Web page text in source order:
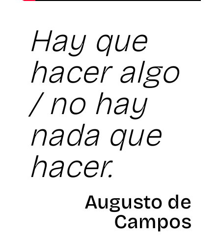
Hay que
hacer algo
/ no hay
nada que
hacer.
Augusto de
Campos